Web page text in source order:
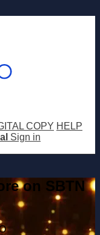
COPY HELP
Sign in
on SBTN